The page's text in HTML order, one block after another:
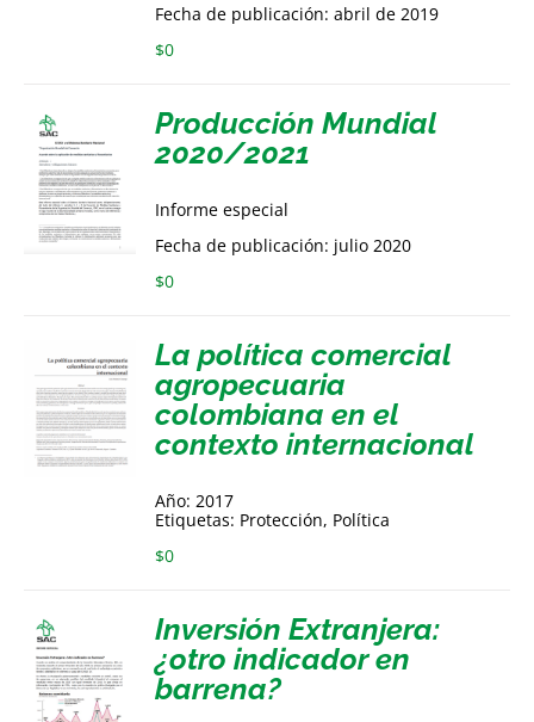
Fecha de publicación: abril de 2019
$0
Producción Mundial
2020/2021
Informe especial
Fecha de publicación: julio 2020
$0
La política comercial
agropecuaria
colombiana en el
contexto internacional
Año: 2017
Etiquetas: Protección, Política
$0
Inversión Extranjera:
¿otro indicador en
barrena?